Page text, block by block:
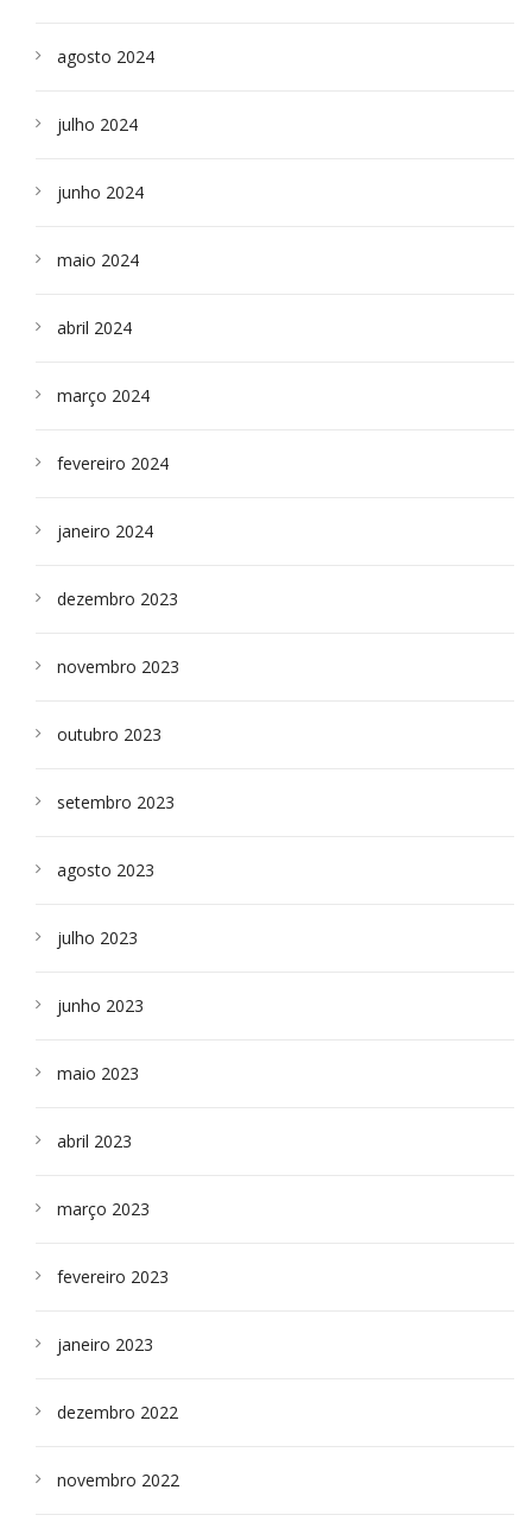
agosto 2024
julho 2024
junho 2024
maio 2024
abril 2024
março 2024
fevereiro 2024
janeiro 2024
dezembro 2023
novembro 2023
outubro 2023
setembro 2023
agosto 2023
julho 2023
junho 2023
maio 2023
abril 2023
março 2023
fevereiro 2023
janeiro 2023
dezembro 2022
novembro 2022